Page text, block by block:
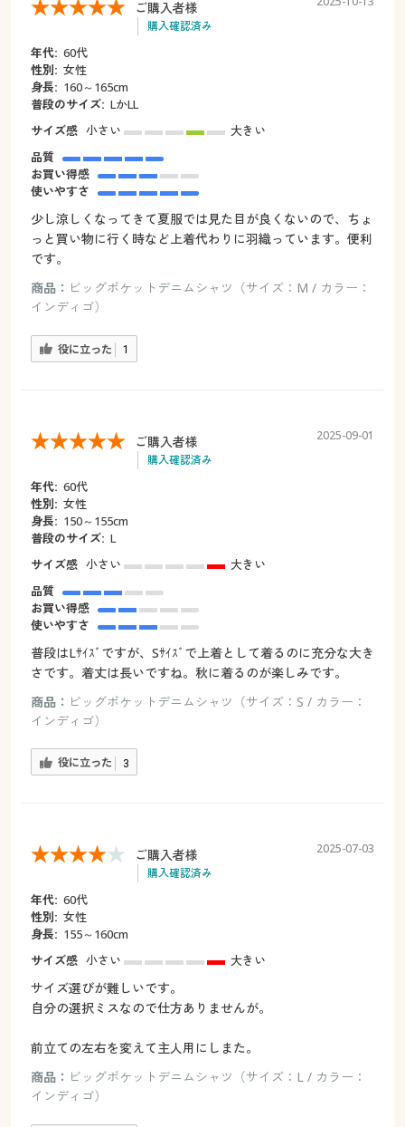
ご購入者様
購入確認済み
年代: 60代
性別: 女性
身長: 160～165cm
普段のサイズ: LかLL
サイズ感 小さい
大きい
品質
お買い得感
使いやすさ
少し涼しくなってきて夏服では見た目が良くないので、ちょ
っと買い物に行く時など上着代わりに羽織っています。便利
です。
商品： ビッグポケットデニムシャツ（サイズ：M / カラー：
インディゴ）
役に立った 1
ご購入者様
購入確認済み
2025-09-01
年代: 60代
性別: 女性
身長: 150～155cm
普段のサイズ: L
サイズ感 小さい
大きい
品質
お買い得感
使いやすさ
普段はLｻｲｽﾞですが、Sｻｲｽﾞで上着として着るのに充分な大き
さです。着丈は長いですね。秋に着るのが楽しみです。
商品： ビッグポケットデニムシャツ（サイズ：S / カラー：
インディゴ）
役に立った 3
ご購入者様
購入確認済み
2025-07-03
年代: 60代
性別: 女性
身長: 155～160cm
サイズ感 小さい 大きい
サイズ選びが難しいです。
自分の選択ミスなので仕方ありませんが。
前立ての左右を変えて主人用にしまた。
商品： ビッグポケットデニムシャツ（サイズ：L / カラー：
インディゴ）